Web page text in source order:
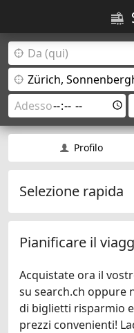
Profilo
Selezione rapida
Pianificare il
Acquistate ora il
su search.ch oppure
di biglietti risparmio
prezzi convenienti!